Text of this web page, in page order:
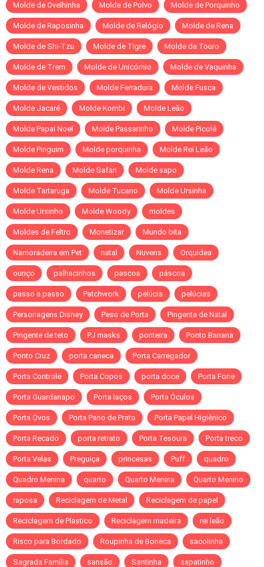
Molde de Ovelhinha Molde de Polvo Molde de Porquinho
Molde de Raposinha Molde de Relógio Molde de Rena
Molde de Shi-Tzu Molde de Tigre Molde de Touro
Molde de Trem Molde de Unicórnio Molde de Vaquinha
Molde de Vestidos Molde Ferradura Molde Fusca
Molde Jacaré Molde Kombi Molde Leão
Molde Papai Noel Molde Passarinho Molde Picolé
Molde Pinguim Molde porquinha Molde Rei Leão
Molde Rena Molde Safari Molde sapo
Molde Tartaruga Molde Tucano Molde Ursinha
Molde Ursinho Molde Woody moldes
Moldes de Feltro Monetizar Mundo bita
Namoradeira em Pet natal Nuvens Orquidea
ouriço palhacinhos pascoa páscoa
passo a passo Patchwork pelúcia pelúcias
Personagens Disney Peso de Porta Pingente de Natal
Pingente de teto PJ masks ponteira Ponto Banana
Ponto Cruz porta caneca Porta Carregador
Porta Controle Porta Copos porta doce Porta Fone
Porta Guardanapo Porta laços Porta Óculos
Porta Ovos Porta Pano de Prato Porta Papel Higiênico
Porta Recado porta retrato Porta Tesoura Porta treco
Porta Velas Preguiça princesas Puff quadro
Quadro Menina quarto Quarto Menina Quarto Menino
raposa Reciclagem de Metal Reciclagem de papel
Reciclagem de Plastico Reciclagem madeira rei leão
Risco para Bordado Roupinha de Boneca sacolinha
Sagrada Família sansão Santinha sapatinho